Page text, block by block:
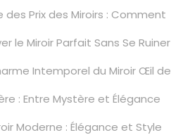
des Prix des Miroirs : Comment
le Miroir Parfait Sans Se Ruiner
Intemporel du Miroir Œil de
: Entre Mystère et Élégance
Moderne : Élégance et Style